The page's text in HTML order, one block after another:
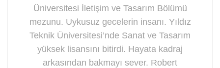
Üniversitesi İletişim ve Tasarım Bölümü
mezunu. Uykusuz gecelerin insanı. Yıldız
Teknik Üniversitesi’nde Sanat ve Tasarım
yüksek lisansını bitirdi. Hayata kadraj
arkasından bakmayı sever. Robert